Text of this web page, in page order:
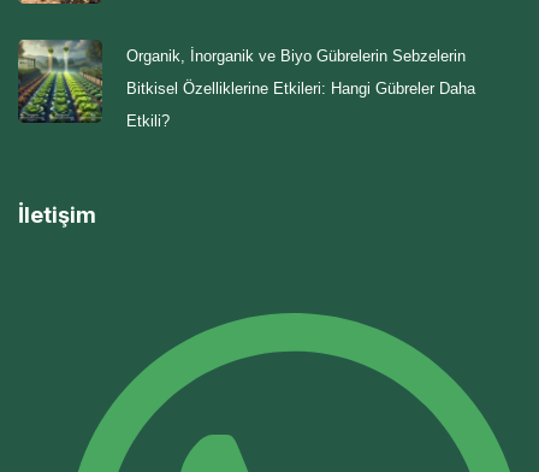
Organik, İnorganik ve Biyo Gübrelerin Sebzelerin
Bitkisel Özelliklerine Etkileri: Hangi Gübreler Daha
Etkili?
İletişim